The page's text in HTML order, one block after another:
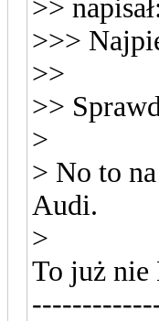
>>
>>>
>>
>>
>
> No to
Audi.
>
To już nie